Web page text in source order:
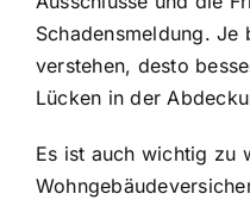
Schadensmeldung. Je
verstehen, desto
Lücken in der
Es ist auch wichtig zu